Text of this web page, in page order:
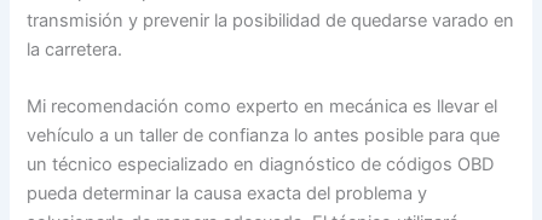
transmisión y prevenir la posibilidad de quedarse varado en
la carretera.
Mi recomendación como experto en mecánica es llevar el
vehículo a un taller de confianza lo antes posible para que
un técnico especializado en diagnóstico de códigos OBD
pueda determinar la causa exacta del problema y